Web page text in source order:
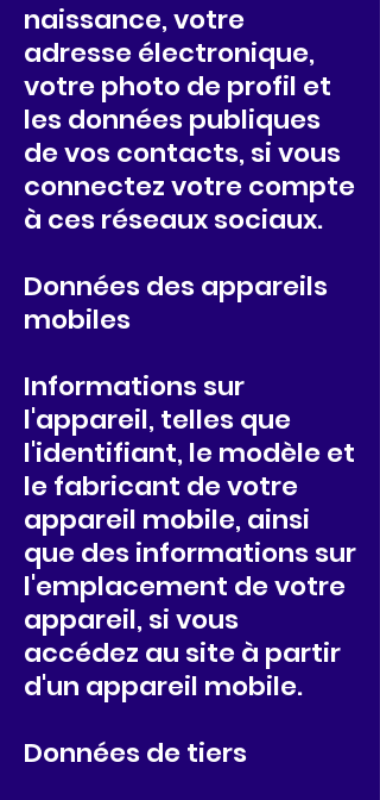
naissance, votre
adresse électronique,
votre photo de profil et
les données publiques
de vos contacts, si vous
connectez votre compte
à ces réseaux sociaux.
Données des appareils
mobiles
Informations sur
l'appareil, telles que
l'identifiant, le modèle et
le fabricant de votre
appareil mobile, ainsi
que des informations sur
l'emplacement de votre
appareil, si vous
accédez au site à partir
d'un appareil mobile.
Données de tiers